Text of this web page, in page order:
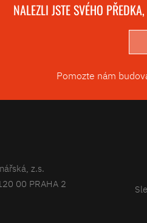
NALEZLI JSTE SVÉHO
Pomozte nám
z.s.
00 PRAHA 2